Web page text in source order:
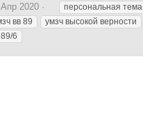
Апр 2020
е
г
персональная тема
вв 89
умзч высокой верности
6